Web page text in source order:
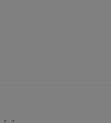
。